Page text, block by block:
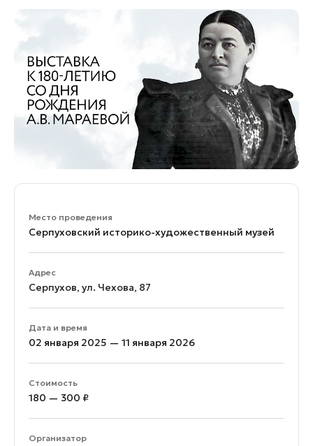
Горнолыжные клубы
Инвестиционный портал
Федоскинская фабрика
Пикник в Подмосковье
Золотое кольцо России
Войти
Инвесторам
природные территории
Место проведения
Серпуховский историко-художественный музей
Адрес
Серпухов, ул. Чехова, 87
Дата и время
02 января 2025 — 11 января 2026
Стоимость
180 — 300 ₽
Организатор